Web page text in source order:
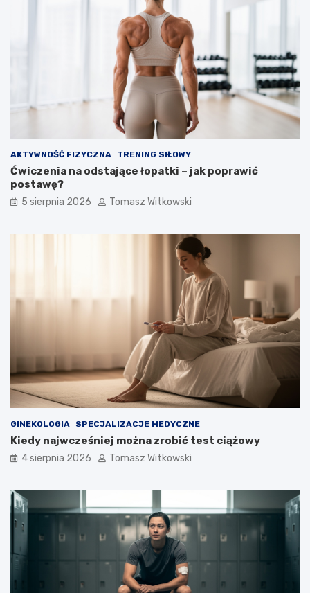
AKTYWNOŚĆ FIZYCZNA TRENING SIŁOWY
Ćwiczenia na odstające łopatki – jak poprawić
postawę?
5 sierpnia 2026 Tomasz Witkowski
GINEKOLOGIA SPECJALIZACJE MEDYCZNE
Kiedy najwcześniej można zrobić test ciążowy
4 sierpnia 2026 Tomasz Witkowski